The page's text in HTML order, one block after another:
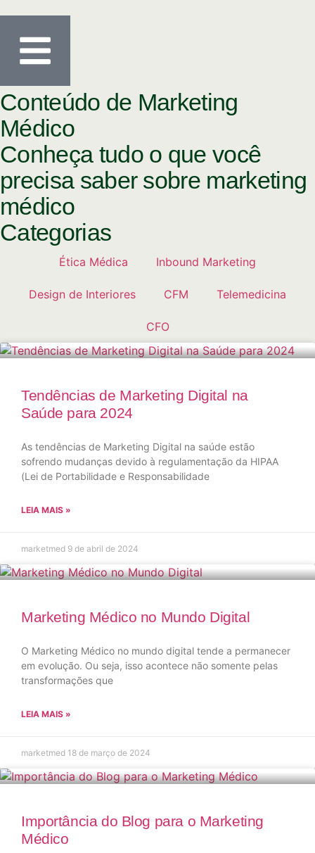
Conteúdo de Marketing
Médico
Conheça tudo o que você
precisa saber sobre marketing
médico
Categorias
Ética Médica Inbound Marketing
Design de Interiores CFM Telemedicina
CFO
Tendências de Marketing Digital na
Saúde para 2024
As tendências de Marketing Digital na saúde estão
sofrendo mudanças devido à regulamentação da HIPAA
(Lei de Portabilidade e Responsabilidade
LEIA MAIS »
marketmed 9 de abril de 2024
Marketing Médico no Mundo Digital
O Marketing Médico no mundo digital tende a permanecer
em evolução. Ou seja, isso acontece não somente pelas
transformações que
LEIA MAIS »
marketmed 18 de março de 2024
Importância do Blog para o Marketing
Médico